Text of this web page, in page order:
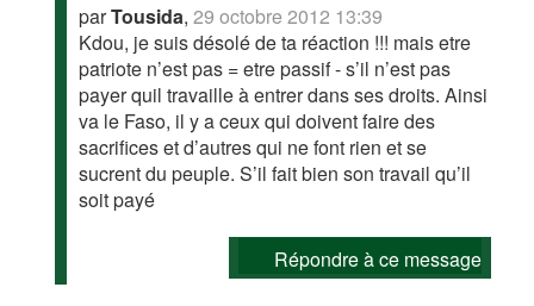
parTousida,29 octobre 2012 13:39
Kdou, je suis désolé de ta réaction !!! mais etre
patriote n’est pas = etre passif - s’il n’est pas
payer quil travaille à entrer dans ses droits. Ainsi
va le Faso, il y a ceux qui doivent faire des
sacrifices et d’autres qui ne font rien et se
sucrent du peuple. S’il fait bien son travail qu’il
soit payé
Répondre à ce message